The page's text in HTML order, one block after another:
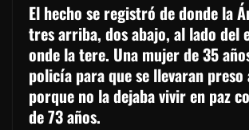
El hecho se registró de donde la
tres arriba, dos abajo, al lado del
onde la tere. Una mujer de 35
policía para que se llevaran preso
porque no la dejaba vivir en paz
de 73 años.